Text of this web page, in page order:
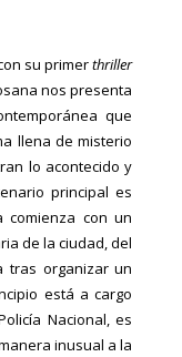
su primerthriller
nos presenta
que
llena de misterio
lo acontecido y
principal es
comienza con un
de la ciudad, del
tras organizar un
está a cargo
Nacional, es
inusual a la